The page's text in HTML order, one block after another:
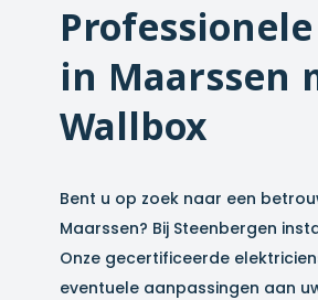
in Maarssen
Wallbox
Bent u op zoek naar een
Maarssen? Bij Steenbergen
Onze gecertificeerde
eventuele aanpassingen aan